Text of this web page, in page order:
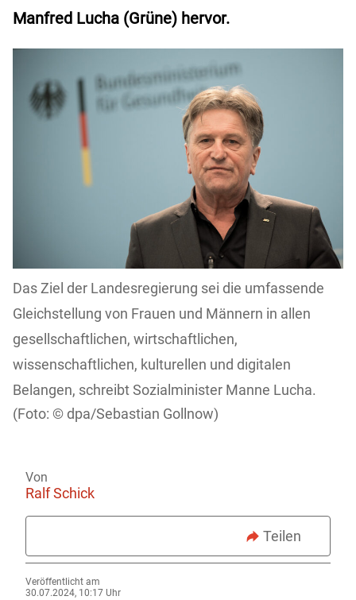
Manfred Lucha (Grüne) hervor.
Das Ziel der Landesregierung sei die umfassende
Gleichstellung von Frauen und Männern in allen
gesellschaftlichen, wirtschaftlichen,
wissenschaftlichen, kulturellen und digitalen
Belangen, schreibt Sozialminister Manne Lucha.
dpa/Sebastian Gollnow)
Von
Ralf Schick
Teilen
Veröffentlicht am
30.07.2024, 10:17 Uhr